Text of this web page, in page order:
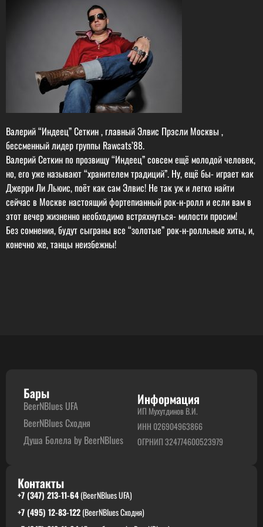
Валерий “Индеец” Сеткин , главный Элвис Прэсли Москвы ,
бессменный лидер группы Rawcats’88.
Валерий Сеткин по прозвищу “Индеец” совсем ещё молодой человек,
но, его уже называют “хранителем традиций”. Ну, ещё бы- играет как
Джерри Ли Льюис, поёт как сам Элвис! Не так уж и легко найти
сейчас в Москве настоящий фортепианный рок-н-ролл и если вам в
этот вечер жизненно необходимо встряхнуться- милости просим!
Без сомнения, будут сыграны все “золотые” рок-н-ролльные хиты, и,
конечно же, танцы неизбежны!
Бары
BeerNBlues UFA
BeerNBlues Сходня
Душа Болела by BeerNBlues
Информация
ИП Мухутдинов В.И.
ИНН 026904963866
ОГРНИП 324774600523979
Контакты
+7 (347) 213-11-64(BeerNBlues UFA)
+7 (495) 12-83-122(BeerNBlues Сходня)